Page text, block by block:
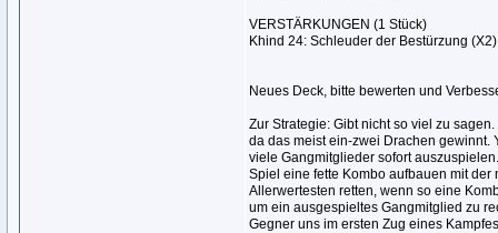
VERSTÄRKUNGEN (1 Stück)
Khind 24: Schleuder der Bestürzung (X2)
Neues Deck, bitte bewerten und
Zur Strategie: Gibt nicht so viel zu
da das meist ein-zwei Drachen gewinnt.
viele Gangmitglieder sofort
Spiel eine fette Kombo aufbauen mit
Allerwertesten retten, wenn so eine
um ein ausgespieltes Gangmitglied zu
Gegner uns im ersten Zug eines